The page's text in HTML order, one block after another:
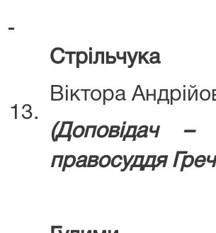
13.
Стрільчука
Віктора
(Доповідач
правосуддя